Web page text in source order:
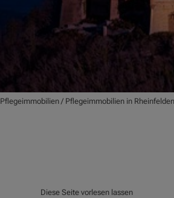
Pflegeimmobilien / Pflegeimmobilien in
Diese Seite vorlesen lassen